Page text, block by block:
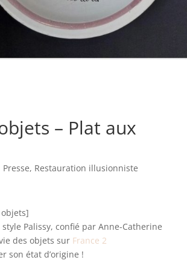
– Plat aux
Presse, Restauration illusionniste
Palissy, confié par Anne-Catherine
des objets sur France 2
son état d’origine !